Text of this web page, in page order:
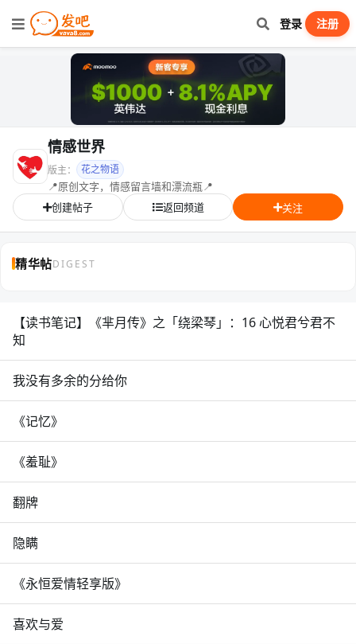
登录 注册
情感世界
版主： 花之物语
📍原创文字，情感留言墙和漂流瓶📍
创建帖子
返回频道 关注
精华帖DIGEST
【读书笔记】《芈月传》之「绕梁琴」：16 心悦君兮君不
知
我没有多余的分给你
《记忆》
《羞耻》
翻牌
隐瞒
《永恒爱情轻享版》
喜欢与爱